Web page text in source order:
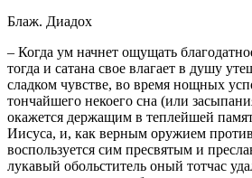
Блаж. Диадох
– Когда ум начнет ощущать
тогда и сатана свое влагает в душу
сладком чувстве, во время нощных
тончайшего некоего сна (или
окажется держащим в теплейшей
Иисуса, и, как верным оружием
воспользуется сим пресвятым и
лукавый обольститель оный тотчас